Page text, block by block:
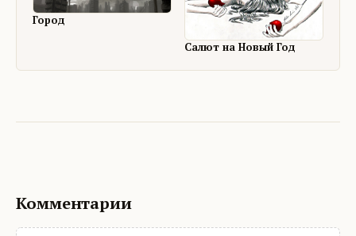
Город
Салют на Новый Год
Комментарии